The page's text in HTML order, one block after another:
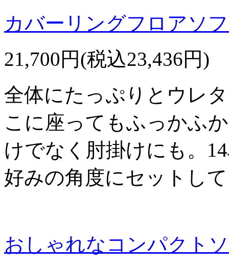
カバーリングフロアソ
21,700円(税込23,436円)
全体にたっぷりとウレ
こに座ってもふっかふ
けでなく肘掛けにも。
好みの角度にセットし
おしゃれなコンパクト